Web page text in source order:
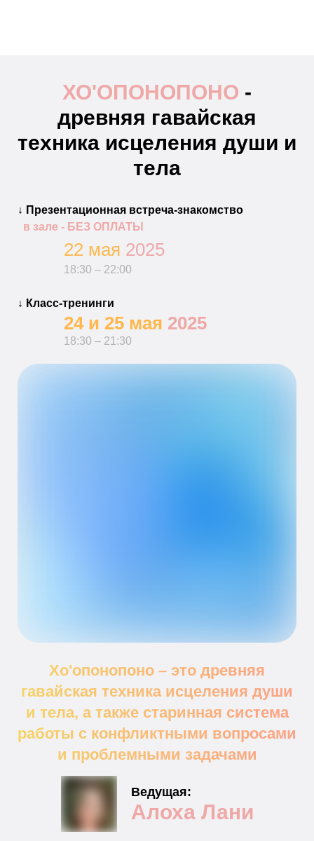
ХО'ОПОНОПОНО -
древняя гавайская
техника исцеления души и
тела
↓ Презентационная встреча-знакомство
в зале - БЕЗ ОПЛАТЫ
22 мая 2025
18:30 – 22:00
↓ Класс-тренинги
24 и 25 мая 2025
18:30 – 21:30
Хо'опонопоно – это древняя
гавайская техника исцеления души
и тела, а также старинная система
работы с конфликтными вопросами
и проблемными задачами
Ведущая:
Алоха Лани